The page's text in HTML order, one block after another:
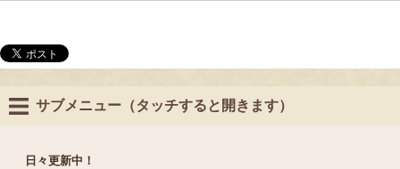
サブメニュー（タッチすると開きます）
日々更新中！